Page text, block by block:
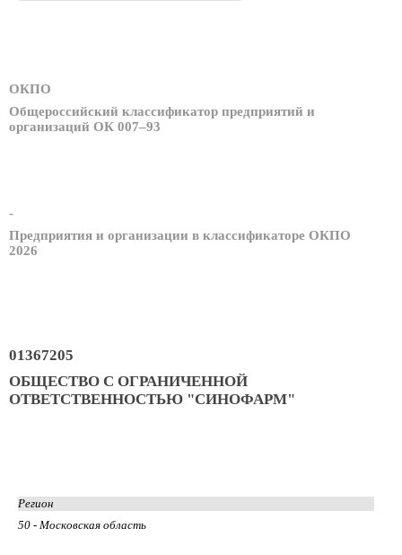
ОКПО
Общероссийский классификатор предприятий и
организаций ОК 007–93
-
Предприятия и организации в классификаторе ОКПО
2026
01367205
ОБЩЕСТВО С ОГРАНИЧЕННОЙ
ОТВЕТСТВЕННОСТЬЮ "СИНОФАРМ"
Регион
50 - Московская область